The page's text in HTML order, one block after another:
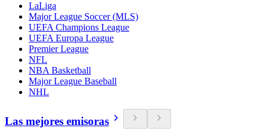
LaLiga
Major League Soccer (MLS)
UEFA Champions League
UEFA Europa League
Premier League
NFL
NBA Basketball
Major League Baseball
NHL
Las mejores emisoras